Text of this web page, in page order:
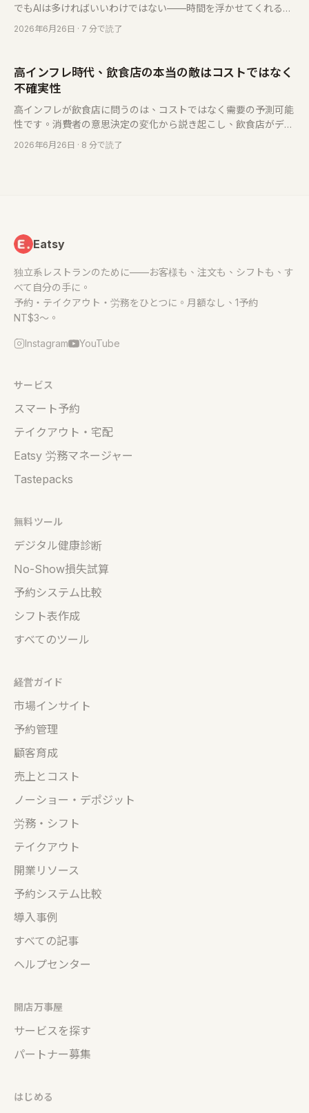
でもAIは多ければいいわけではない——時間を浮かせてくれるも
のもあれば、名前を変えただけのカモ商法もある。この記事は一
本のものさしを渡します。三つの問いで見分けがつき、しかも一
2026年6月26日 · 7 分で読了
高インフレ時代、飲食店の本当の敵はコストではなく
不確実性
高インフレが飲食店に問うのは、コストではなく需要の予測可能
性です。消費者の意思決定の変化から説き起こし、飲食店がデポ
ジット・リマインダー・持ち出せる顧客リスト・会員で不確実性
を管理可能な変数へ収斂させる方法、そして予約システムがなぜ
2026年6月26日 · 8 分で読了
Eatsy
独立系レストランのために——お客様も、注文も、シフトも、す
べて自分の手に。
予約・テイクアウト・労務をひとつに。月額なし、1予約
NT$3〜。
Instagram YouTube
サービス
スマート予約
テイクアウト・宅配
Eatsy 労務マネージャー
Tastepacks
無料ツール
デジタル健康診断
No-Show損失試算
予約システム比較
シフト表作成
すべてのツール
経営ガイド
市場インサイト
予約管理
顧客育成
売上とコスト
ノーショー・デポジット
労務・シフト
テイクアウト
開業リソース
予約システム比較
導入事例
すべての記事
ヘルプセンター
開店万事屋
サービスを探す
パートナー募集
はじめる